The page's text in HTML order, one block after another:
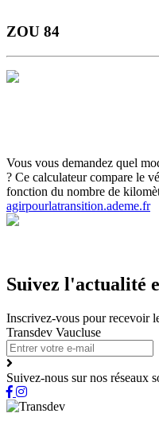
ZOU 84
Vous vous demandez quel
? Ce calculateur compare le
fonction du nombre de
agirpourlatransition.ademe.fr
Suivez l'actualité
Inscrivez-vous pour recevoir
Transdev Vaucluse
Suivez-nous sur nos réseaux